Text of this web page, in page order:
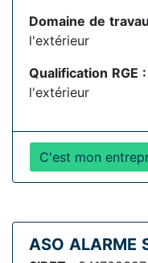
Domaine de
l'extérieur
Qualification RGE :
l'extérieur
C'est mon
ASO ALARME